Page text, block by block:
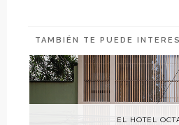
TAMBIÉN TE PUEDE
EL HOTEL